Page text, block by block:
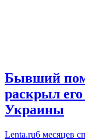
Бывший
раскрыл его
Украины
Lenta.ru6 месяцев